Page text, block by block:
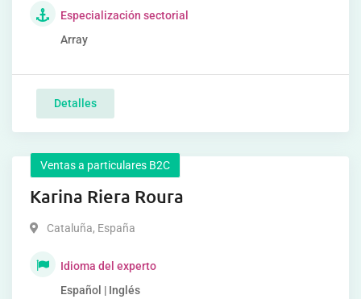
Especialización sectorial
Array
Detalles
Ventas a particulares B2C
Karina Riera Roura
Cataluña, España
Idioma del experto
Español | Inglés